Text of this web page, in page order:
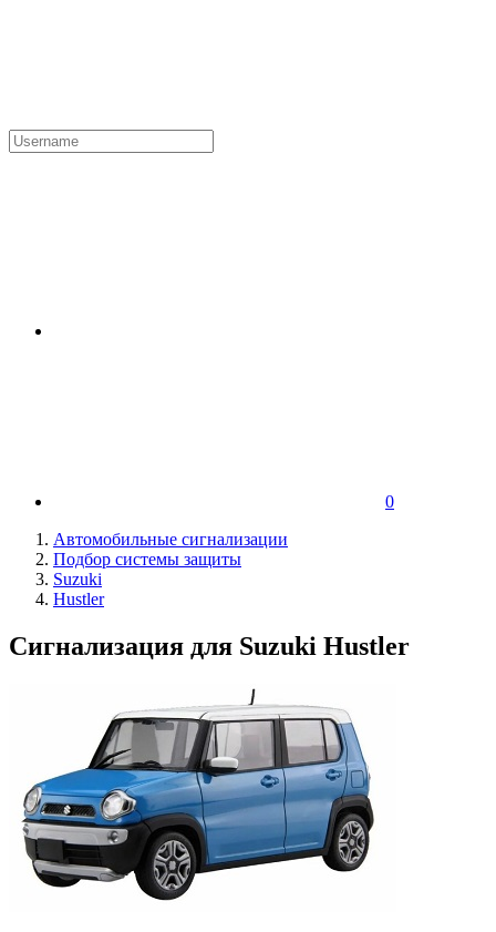
0
Автомобильные сигнализации
Подбор системы защиты
Suzuki
Hustler
Сигнализация для Suzuki Hustler